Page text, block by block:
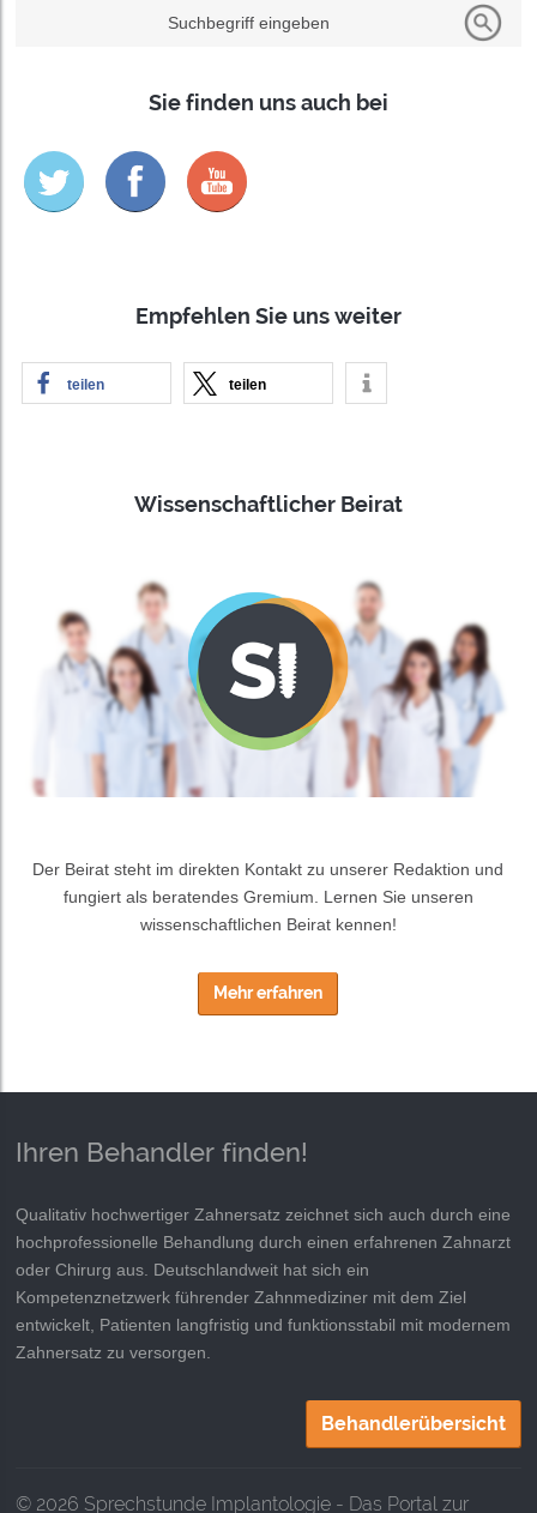
Suchbegriff eingeben
Sie finden uns auch bei
Empfehlen Sie uns weiter
teilen teilen
Wissenschaftlicher Beirat
Der Beirat steht im direkten Kontakt zu unserer Redaktion und
fungiert als beratendes Gremium. Lernen Sie unseren
wissenschaftlichen Beirat kennen!
Mehr erfahren
Ihren Behandler finden!
Qualitativ hochwertiger Zahnersatz zeichnet sich auch durch eine
hochprofessionelle Behandlung durch einen erfahrenen Zahnarzt
oder Chirurg aus. Deutschlandweit hat sich ein
Kompetenznetzwerk führender Zahnmediziner mit dem Ziel
entwickelt, Patienten langfristig und funktionsstabil mit modernem
Zahnersatz zu versorgen.
Behandlerübersicht
© 2026 Sprechstunde Implantologie - Das Portal zur